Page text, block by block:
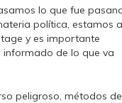
lo que fue
política, estamos
y es importante
informado de lo que va
peligroso, métodos de